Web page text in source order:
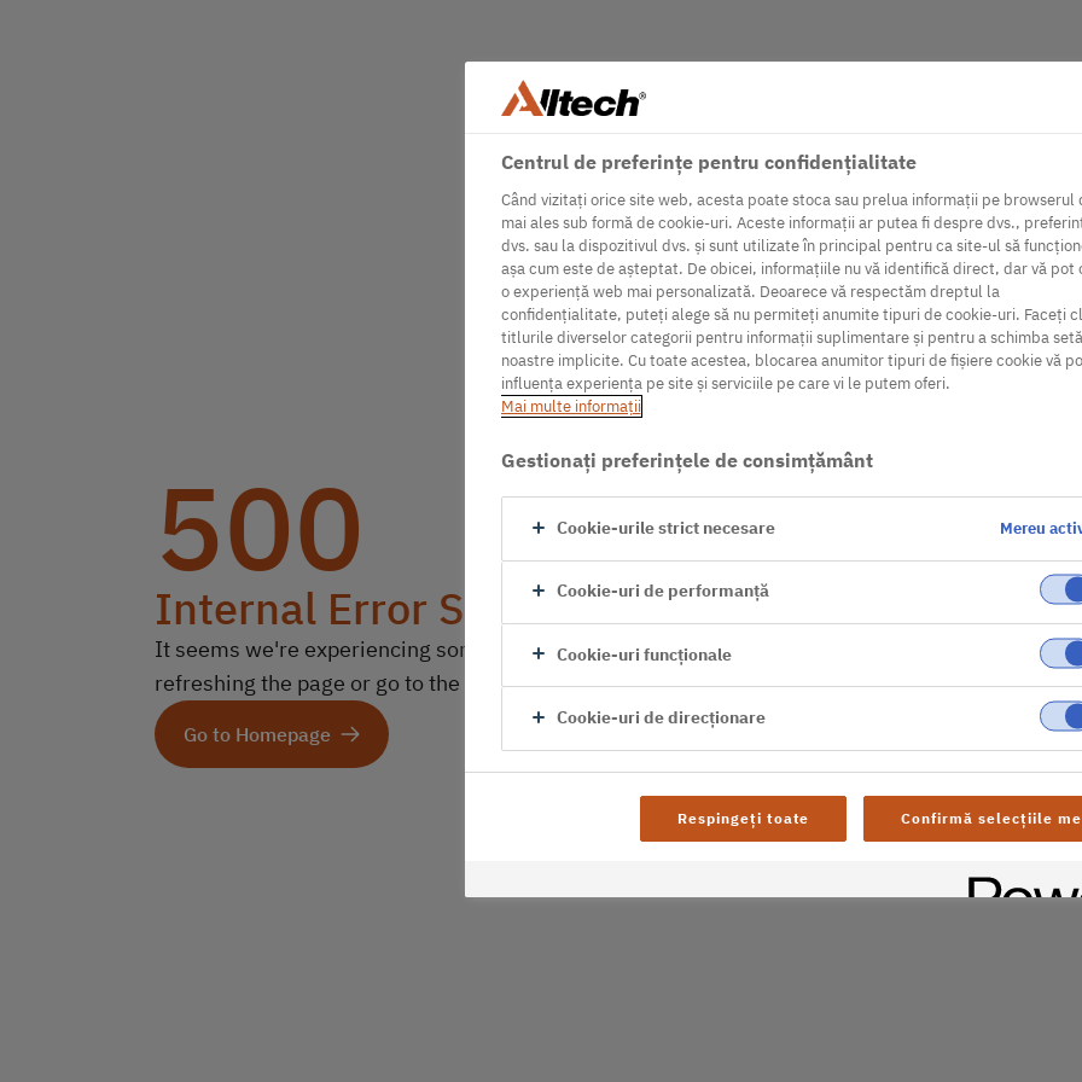
500
Internal Error Server
It seems we're experiencing some technical difficulties. Try
refreshing the page or go to the homepage
Go to Homepage
Centrul de preferințe pentru confidențialitate
Când vizitați orice site web, acesta poate stoca sau prelua informații pe browserul
mai ales sub formă de cookie-uri. Aceste informații ar putea fi despre dvs.,
dvs. sau la dispozitivul dvs. și sunt utilizate în principal pentru ca site-ul să
așa cum este de așteptat. De obicei, informațiile nu vă identifică direct, dar vă pot
o experiență web mai personalizată. Deoarece vă respectăm dreptul la
confidențialitate, puteți alege să nu permiteți anumite tipuri de cookie-uri. Faceți
titlurile diverselor categorii pentru informații suplimentare și pentru a schimba
noastre implicite. Cu toate acestea, blocarea anumitor tipuri de fișiere cookie vă
influența experiența pe site și serviciile pe care vi le putem oferi.
Mai multe informaţii
Gestionați preferințele de consimțământ
Cookie-urile strict necesare Mereu
Cookie-uri de performanță
Cookie-uri funcționale
Cookie-uri de direcționare
Respingeți toate Confirmă selecțiile